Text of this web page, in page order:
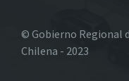
© Gobierno Regional
Chilena - 2023